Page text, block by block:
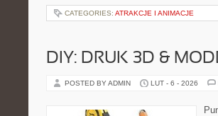
CATEGORIES: ATRAKCJE I ANIMACJE
DIY: DRUK 3D &
POSTED BY ADMIN LUT - 6 - 2026